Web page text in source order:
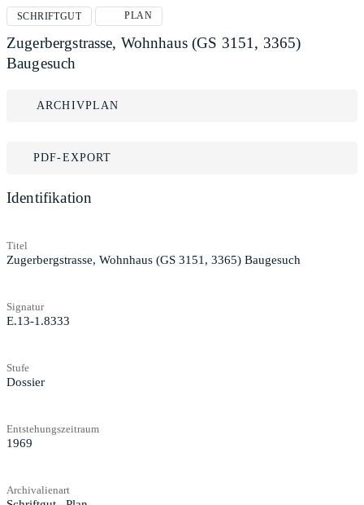
SCHRIFTGUT PLAN
Zugerbergstrasse, Wohnhaus (GS 3151, 3365)
Baugesuch
ARCHIVPLAN
PDF-EXPORT
Identifikation
Titel
Zugerbergstrasse, Wohnhaus (GS 3151, 3365) Baugesuch
Signatur
E.13-1.8333
Stufe
Dossier
Entstehungszeitraum
1969
Archivalienart